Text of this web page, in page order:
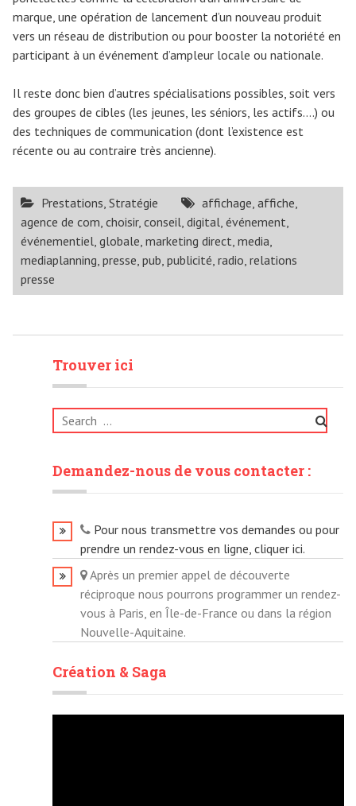
marque, une opération de lancement d’un nouveau produit
vers un réseau de distribution ou pour booster la notoriété en
participant à un événement d’ampleur locale ou nationale.
Il reste donc bien d’autres spécialisations possibles, soit vers
des groupes de cibles (les jeunes, les séniors, les actifs….) ou
des techniques de communication (dont l’existence est
récente ou au contraire très ancienne).
Prestations, Stratégie affichage, affiche,
agence de com, choisir, conseil, digital, événement,
événementiel, globale, marketing direct, media,
mediaplanning, presse, pub, publicité, radio, relations
presse
Trouver ici
Search
for:
Demandez-nous de vous contacter :
Pour nous transmettre vos demandes ou pour
prendre un rendez-vous en ligne, cliquer ici.
Après un premier appel de découverte
réciproque nous pourrons programmer un rendez-
vous à Paris, en Île-de-France ou dans la région
Nouvelle-Aquitaine.
Création & Saga